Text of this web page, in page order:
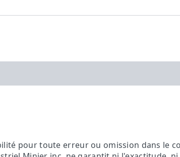
pour toute erreur ou omission dans le